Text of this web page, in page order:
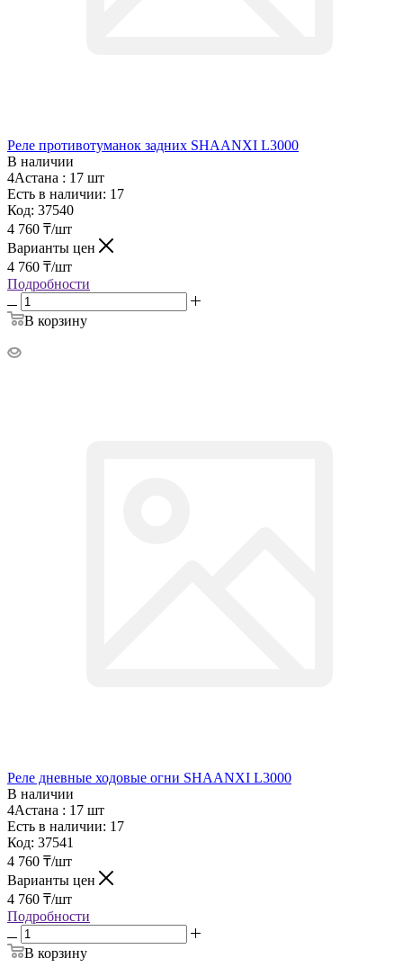
Реле противотуманок задних SHAANXI L3000
В наличии
4Астана : 17 шт
Есть в наличии: 17
Код: 37540
4 760 ₸/шт
Варианты цен
4 760 ₸/шт
Подробности
В корзину
Реле дневные ходовые огни SHAANXI L3000
В наличии
4Астана : 17 шт
Есть в наличии: 17
Код: 37541
4 760 ₸/шт
Варианты цен
4 760 ₸/шт
Подробности
В корзину